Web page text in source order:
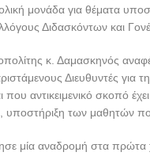
μονάδα για θέματα
Διδασκόντων και
κ. Δαμασκηνός
Διευθυντές για
αντικειμενικό σκοπό
των μαθητών
μία αναδρομή στα πρώτα